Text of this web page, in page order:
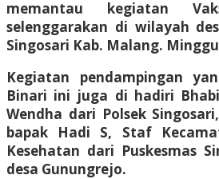
memantau kegiatan
selenggarakan di wilayah
Singosari Kab. Malang.
Kegiatan pendampingan
Binari ini juga di hadiri
Wendha dari Polsek
bapak Hadi S, Staf
Kesehatan dari Puskesmas
desa Gunungrejo.